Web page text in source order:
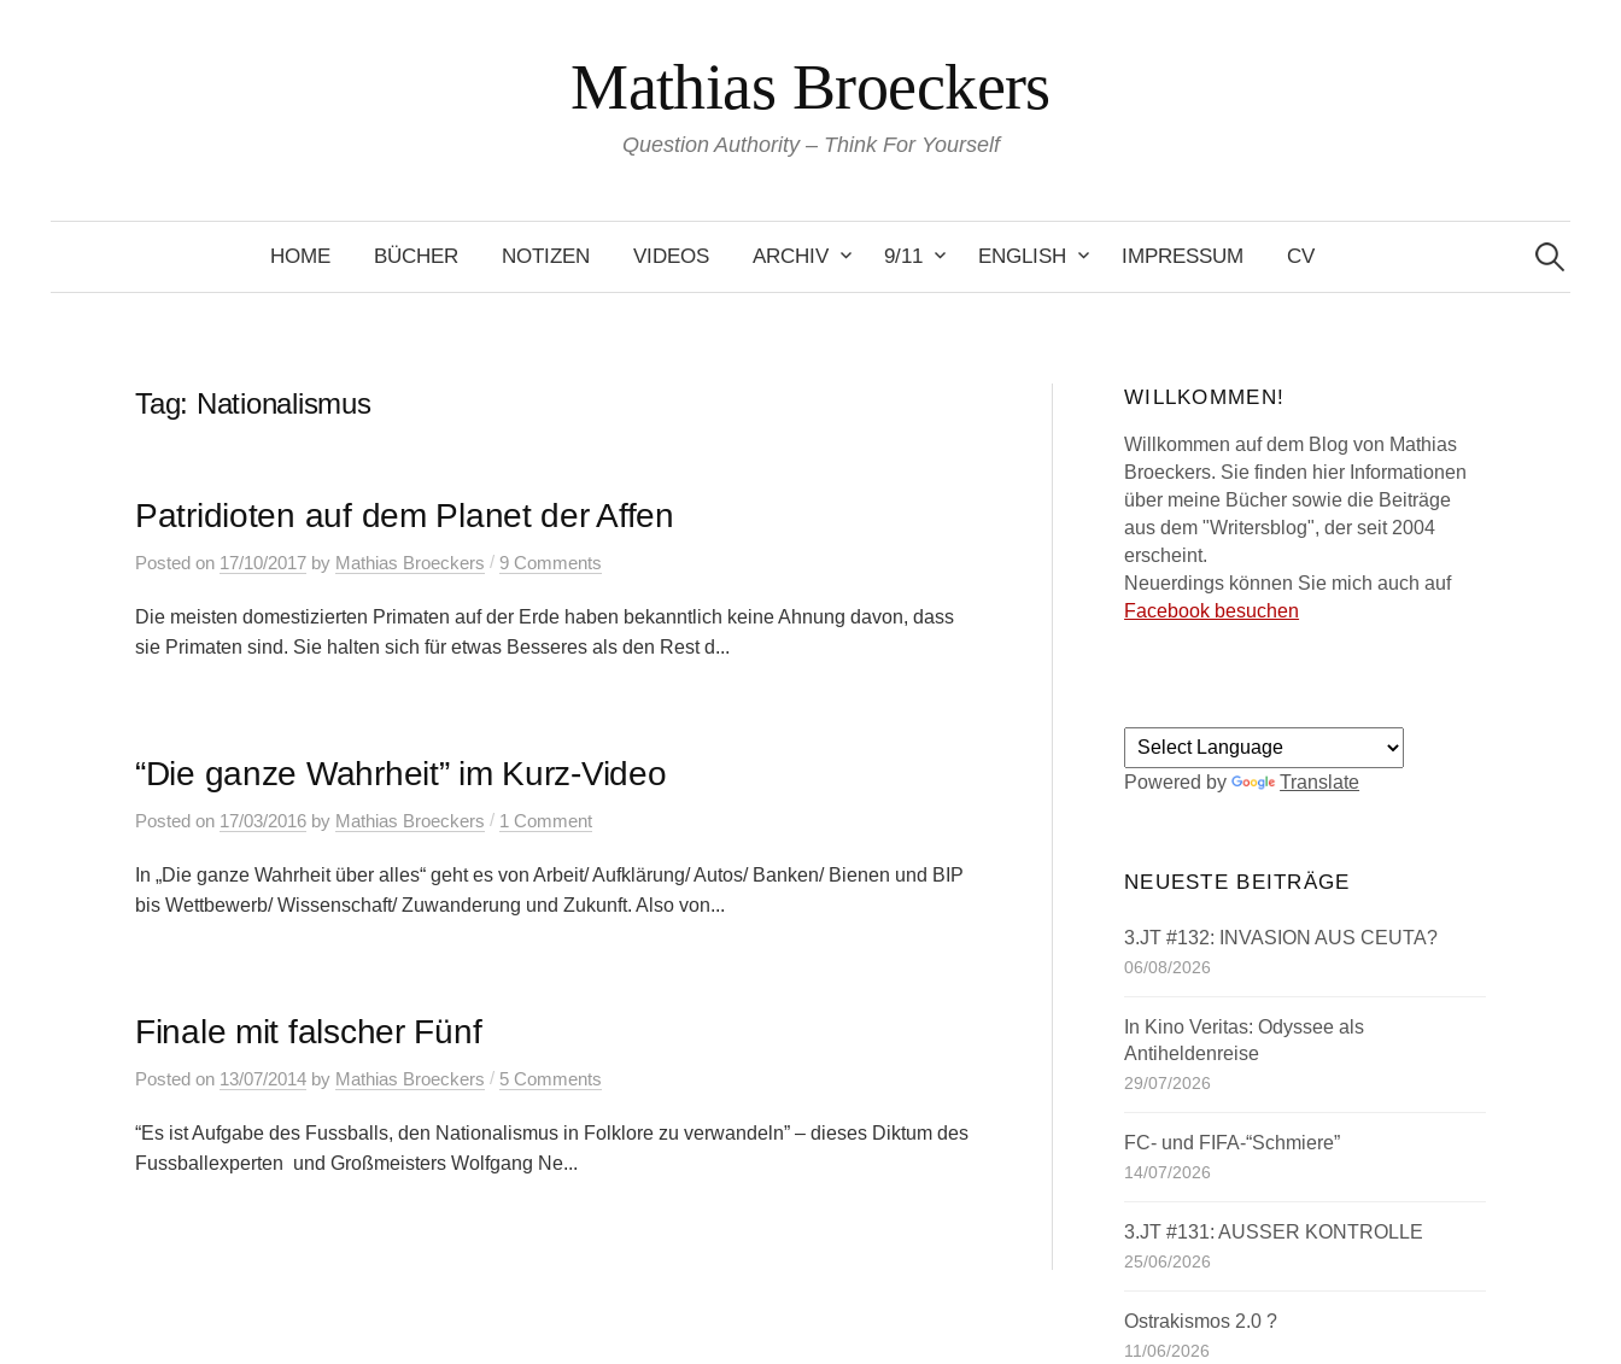
Mathias Broeckers
Question Authority – Think For Yourself
HOME BÜCHER NOTIZEN VIDEOS ARCHIV 9/11 ENGLISH IMPRESSUM CV
Search
for:
Tag: Nationalismus
Patridioten auf dem Planet der Affen
Posted on 17/10/2017 by Mathias Broeckers / 9 Comments
Die meisten domestizierten Primaten auf der Erde haben bekanntlich keine Ahnung davon, dass
sie Primaten sind. Sie halten sich für etwas Besseres als den Rest d...
“Die ganze Wahrheit” im Kurz-Video
Posted on 17/03/2016 by Mathias Broeckers / 1 Comment
In „Die ganze Wahrheit über alles“ geht es von Arbeit/ Aufklärung/ Autos/ Banken/ Bienen und BIP
bis Wettbewerb/ Wissenschaft/ Zuwanderung und Zukunft. Also von...
Finale mit falscher Fünf
Posted on 13/07/2014 by Mathias Broeckers / 5 Comments
“Es ist Aufgabe des Fussballs, den Nationalismus in Folklore zu verwandeln” – dieses Diktum des
Fussballexperten und Großmeisters Wolfgang Ne...
WILLKOMMEN!
Willkommen auf dem Blog von Mathias
Broeckers. Sie finden hier Informationen
über meine Bücher sowie die Beiträge
aus dem "Writersblog", der seit 2004
erscheint.
Neuerdings können Sie mich auch auf
Facebook besuchen
Powered by Translate
NEUESTE BEITRÄGE
3.JT #132: INVASION AUS CEUTA?
06/08/2026
In Kino Veritas: Odyssee als
Antiheldenreise
29/07/2026
FC- und FIFA-“Schmiere”
14/07/2026
3.JT #131: AUSSER KONTROLLE
25/06/2026
Ostrakismos 2.0 ?
11/06/2026